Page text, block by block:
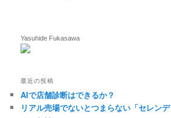
Yasuhide Fukasawa
最近の投稿
AIで店舗診断はできるか？
リアル売場でないとつまらない「セレン